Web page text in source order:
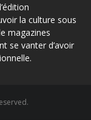
la culture sous
magazines
se vanter d’avoir